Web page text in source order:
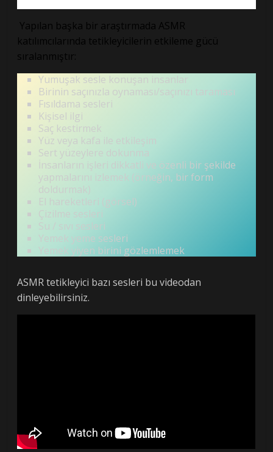
Yapılan başka bir araştırmada ASMR
katılımcılarında tetikleyicilerin etkileme gücü
sıralanmıştır:
Yumuşak sesle konuşan insanlar
Birinin saçınızla oynaması/saçınızı taraması
Fısıldama sesleri
Kişisel ilgi
Saç kestirmek
Yüz veya kafa ile etkileşim
Sert yüzeylere dokunma
İnsanların işleri dikkatli ve özenli bir şekilde
yapmalarını izlemek (örneğin, bir form
doldurmak)
El hareketleri (görsel)
Çizilme sesleri
Su / sıvı sesleri
Yemek yeme sesleri
Yemek yiyen birini gözlemlemek
ASMR tetikleyici bazı sesleri bu videodan
dinleyebilirsiniz.